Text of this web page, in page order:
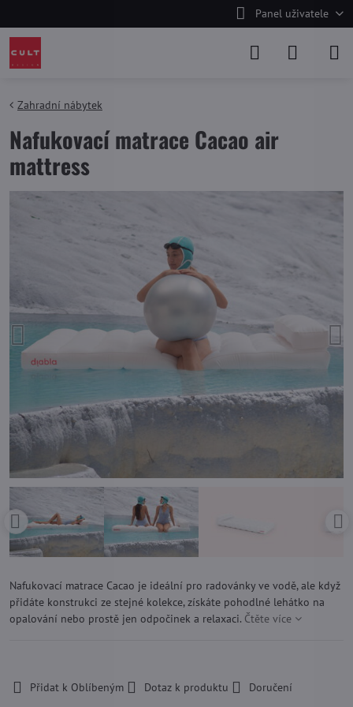
Panel uživatele
Zahradní nábytek
Nafukovací matrace Cacao air
mattress
Nafukovací matrace Cacao je ideální pro radovánky ve vodě, ale když
přidáte konstrukci ze stejné kolekce, získáte pohodlné lehátko na
opalování nebo prostě jen odpočinek a relaxaci. Čtěte více
Přidat k Oblíbeným
Dotaz k produktu Doručení